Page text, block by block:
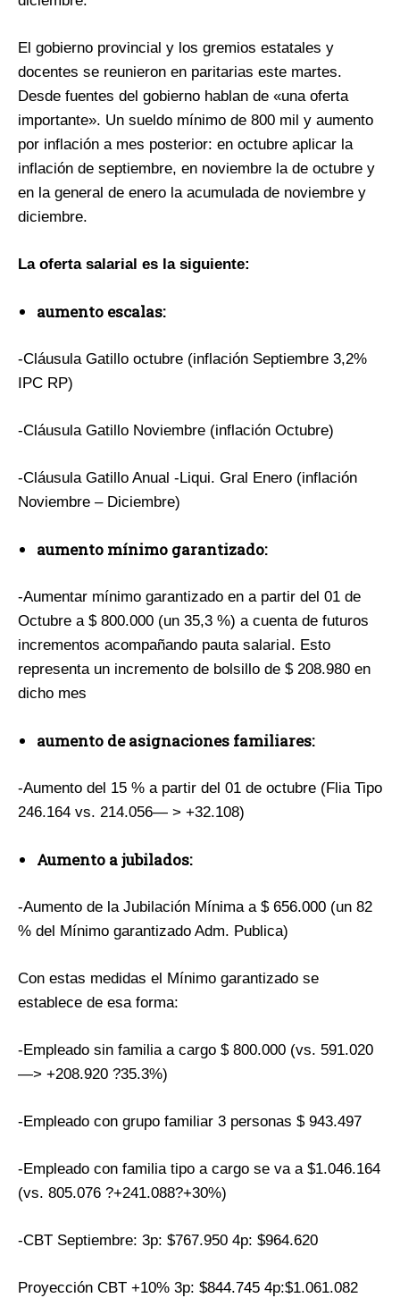
El gobierno provincial y los gremios estatales y
docentes se reunieron en paritarias este martes.
Desde fuentes del gobierno hablan de «una oferta
importante». Un sueldo mínimo de 800 mil y aumento
por inflación a mes posterior: en octubre aplicar la
inflación de septiembre, en noviembre la de octubre y
en la general de enero la acumulada de noviembre y
diciembre.
La oferta salarial es la siguiente:
aumento escalas:
-Cláusula Gatillo octubre (inflación Septiembre 3,2%
IPC RP)
-Cláusula Gatillo Noviembre (inflación Octubre)
-Cláusula Gatillo Anual -Liqui. Gral Enero (inflación
Noviembre – Diciembre)
aumento mínimo garantizado:
-Aumentar mínimo garantizado en a partir del 01 de
Octubre a $ 800.000 (un 35,3 %) a cuenta de futuros
incrementos acompañando pauta salarial. Esto
representa un incremento de bolsillo de $ 208.980 en
dicho mes
aumento de asignaciones familiares:
-Aumento del 15 % a partir del 01 de octubre (Flia Tipo
246.164 vs. 214.056— > +32.108)
Aumento a jubilados:
-Aumento de la Jubilación Mínima a $ 656.000 (un 82
% del Mínimo garantizado Adm. Publica)
Con estas medidas el Mínimo garantizado se
establece de esa forma:
-Empleado sin familia a cargo $ 800.000 (vs. 591.020
—> +208.920 ?35.3%)
-Empleado con grupo familiar 3 personas $ 943.497
-Empleado con familia tipo a cargo se va a $1.046.164
(vs. 805.076 ?+241.088?+30%)
-CBT Septiembre: 3p: $767.950 4p: $964.620
Proyección CBT +10% 3p: $844.745 4p:$1.061.082